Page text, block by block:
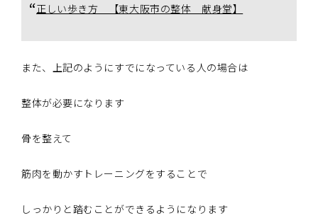
正しい歩き方 【東大阪市の整体 献身堂】
また、上記のようにすでになっている人の場合は
整体が必要になります
骨を整えて
筋肉を動かすトレーニングをすることで
しっかりと踏むことができるようになります